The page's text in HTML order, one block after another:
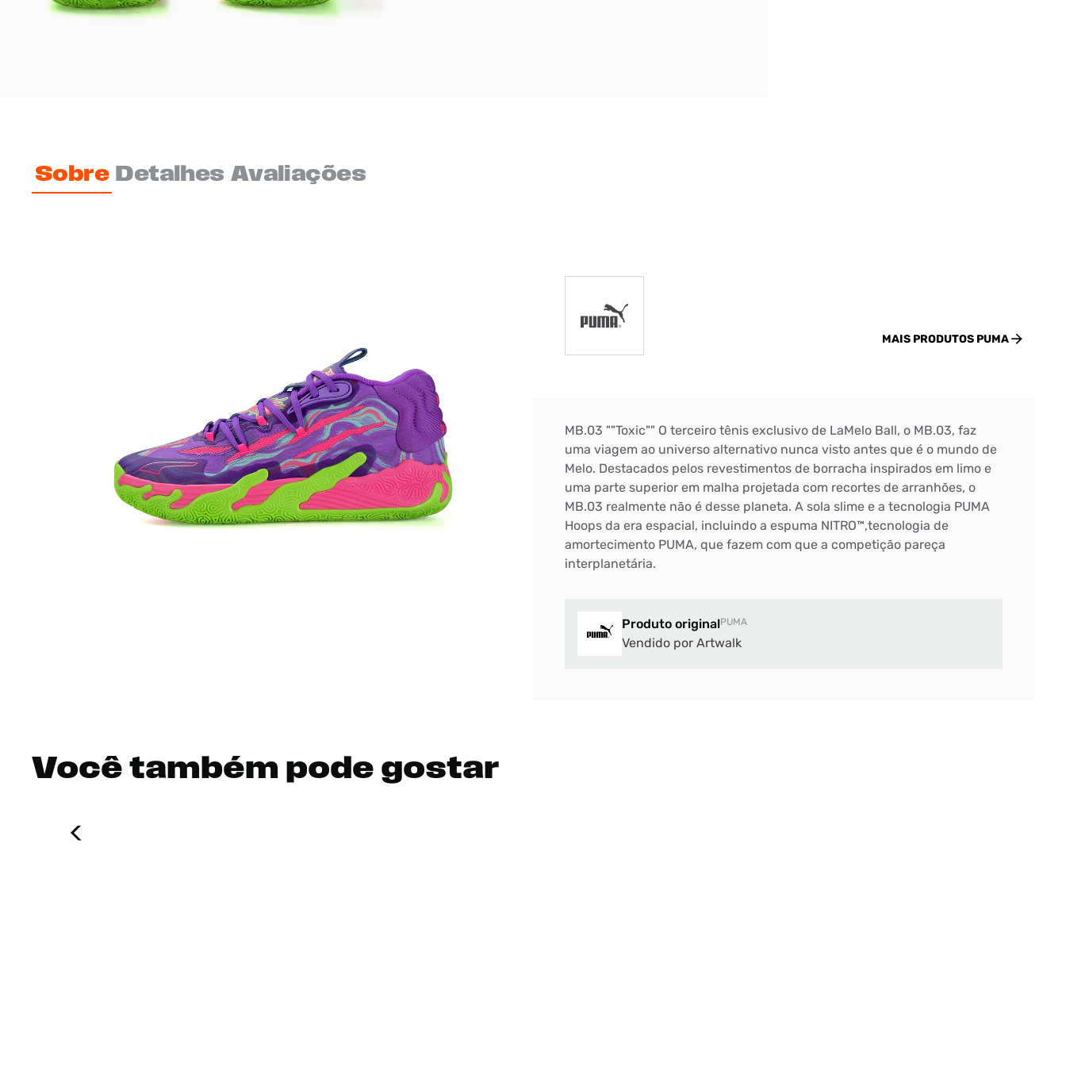
Sobre Detalhes Avaliações
MAIS PRODUTOS PUMA
MB.03 ""Toxic"" O terceiro tênis exclusivo de LaMelo Ball, o MB.03, faz
uma viagem ao universo alternativo nunca visto antes que é o mundo de
Melo. Destacados pelos revestimentos de borracha inspirados em limo e
uma parte superior em malha projetada com recortes de arranhões, o
MB.03 realmente não é desse planeta. A sola slime e a tecnologia PUMA
Hoops da era espacial, incluindo a espuma NITRO™,tecnologia de
amortecimento PUMA, que fazem com que a competição pareça
interplanetária.
Produto originalPUMA
Vendido por Artwalk
Você também pode gostar